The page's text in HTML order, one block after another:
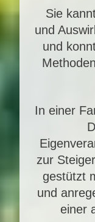
Sie
und
und
In einer
zur
gestützt
und
einer